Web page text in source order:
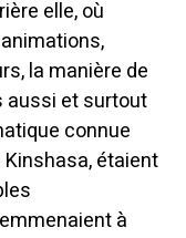
elle, où
la manière de
aussi et surtout
connue
Kinshasa, étaient
à